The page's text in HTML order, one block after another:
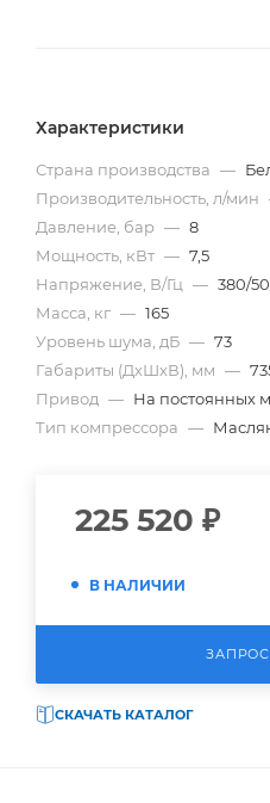
Характеристики
Страна производства —
Производительность, л/мин
Давление, бар — 8
Мощность, кВт — 7,5
Напряжение, В/Гц — 380/
Масса, кг — 165
Уровень шума, дБ — 73
Габариты (ДхШхВ), мм —
Привод — На постоянных
Тип компрессора —
225 520 ₽
В НАЛИЧИИ
СКАЧАТЬ КАТАЛОГ